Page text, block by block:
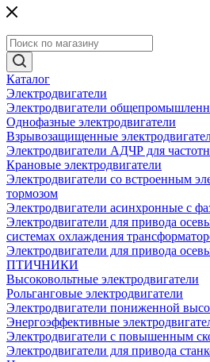
Каталог
Электродвигатели
Электродвигатели
Однофазные электродвигатели
Взрывозащищенные
Электродвигатели АДЧР для
Крановые электродвигатели
Электродвигатели со встроенным
тормозом
Электродвигатели асинхронные с
Электродвигатели для привода
системах охлаждения
Электродвигатели для привода
ПТИЧНИКИ
Высоковольтные электродвигатели
Рольганговые электродвигатели
Электродвигатели пониженной
Энергоэффективные
Электродвигатели с повышенным
Электродвигатели для привода